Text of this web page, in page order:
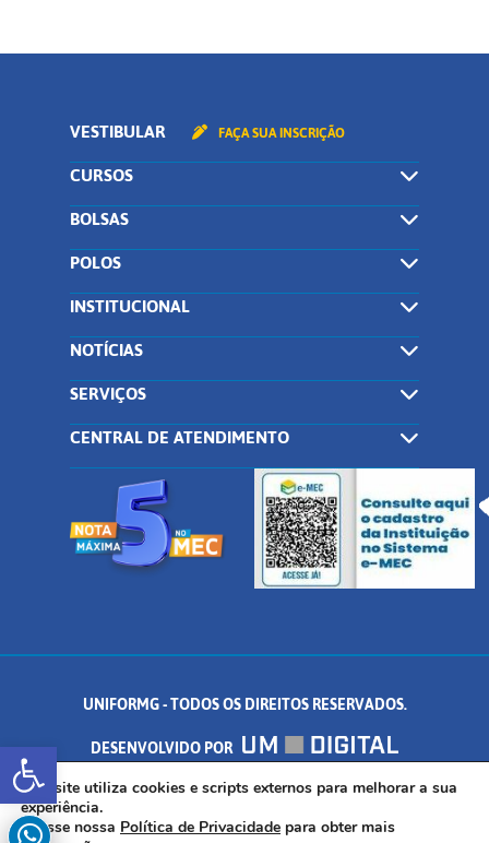
Abrir a barra de ferramentas
VESTIBULAR FAÇA SUA INSCRIÇÃO
CURSOS
BOLSAS
POLOS
INSTITUCIONAL
NOTÍCIAS
SERVIÇOS
CENTRAL DE ATENDIMENTO
UNIFORMG - TODOS OS DIREITOS RESERVADOS.
DESENVOLVIDO POR
AV. DR. ARNALDO DE SENNA, 328 - PALMEIRAS, FORMIGA/MG - CEP:
35.574.530
Este site utiliza cookies e scripts externos para melhorar a sua
experiência.
Acesse nossa Política de Privacidade para obter mais